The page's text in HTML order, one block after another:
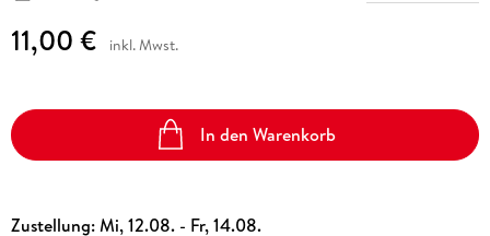
11,00 € inkl. Mwst.
In den Warenkorb
Zustellung:Mi, 12.08. - Fr, 14.08.